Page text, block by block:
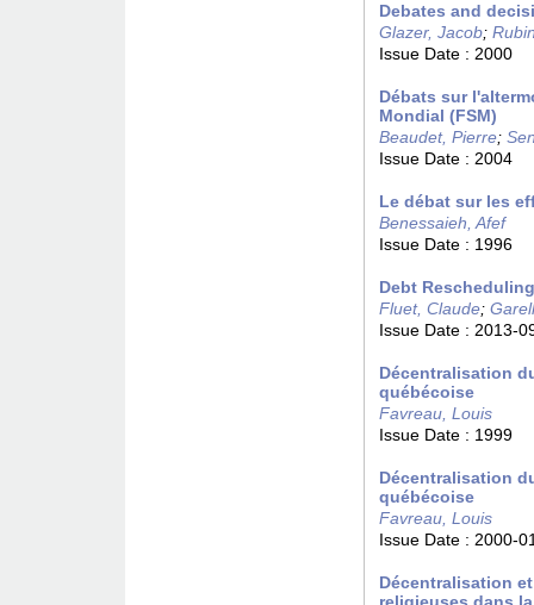
Debates and
Glazer, Jacob;
Issue Date : 2000
Débats sur
Mondial (FSM)
Beaudet, Pierre;
Issue Date : 2004
Le débat sur les
Benessaieh, Afef
Issue Date : 1996
Debt
Fluet, Claude;
Issue Date : 2013-
Décentralisation
québécoise
Favreau, Louis
Issue Date : 1999
Décentralisation
québécoise
Favreau, Louis
Issue Date : 2000-
Décentralisation